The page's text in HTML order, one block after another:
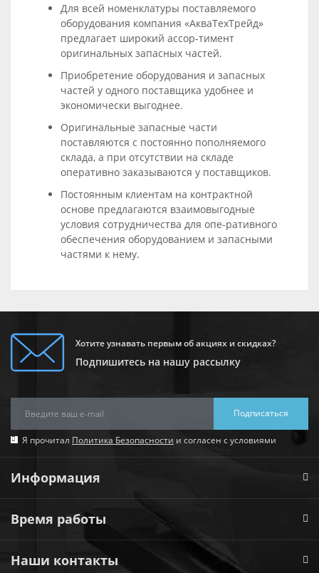
Для всей номенклатуры поставляемого
оборудования компания «АкваТехТрейд»
предлагает широкий ассор-тимент
оригинальных запасных частей.
Приобретение оборудования и запасных
частей у одного поставщика удобнее и
экономически выгоднее.
Оригинальные запасные части
поставляются с постоянно пополняемого
склада, а при отсутствии на складе
оперативно заказываются у поставщиков.
Постоянным клиентам на контрактной
основе предлагаются взаимовыгодные
условия сотрудничества для опе-ративного
обеспечения оборудованием и запасными
частями к нему.
Хотите узнавать первым об акциях и скидках?
Подпишитесь на нашу рассылку
Подписаться
Я прочитал Политика Безопасности и согласен с условиями
Информация
Время работы
Наши контакты